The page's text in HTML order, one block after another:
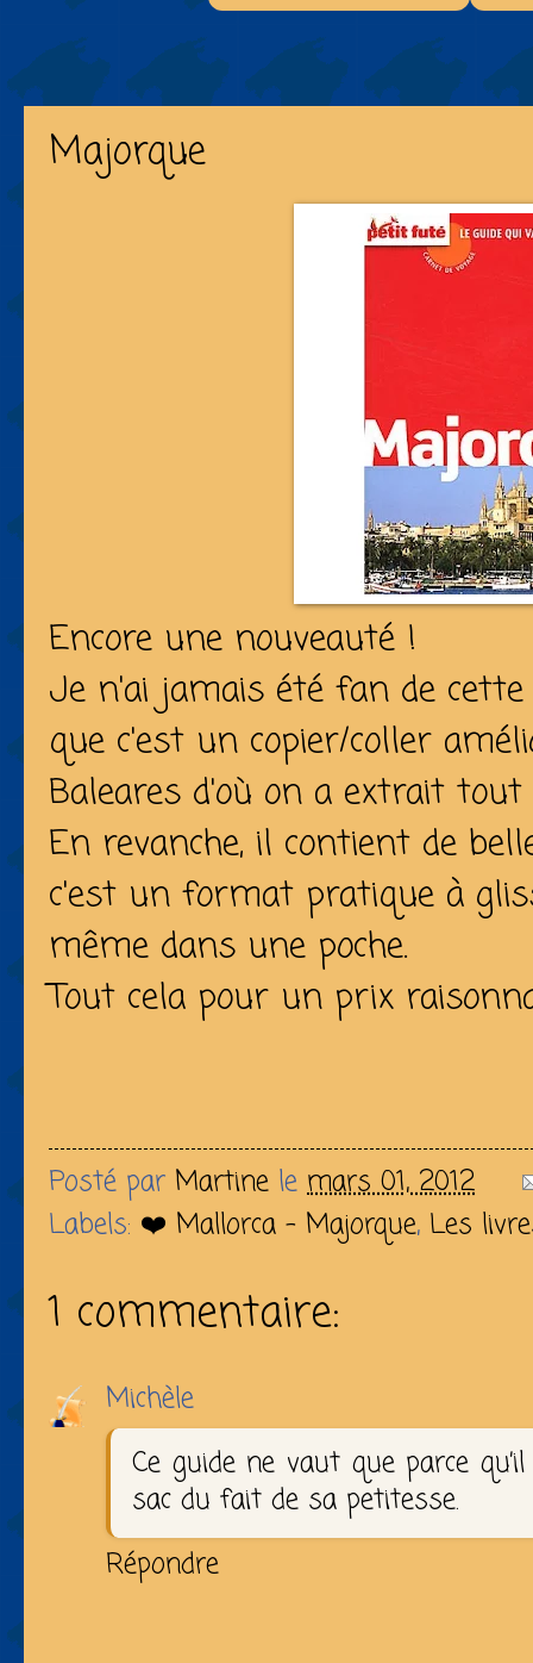
Majorque
Encore une nouveauté !
Je n'ai jamais été fan de cette
que c'est un copier/coller
Baleares d'où on a extrait tout
En revanche, il contient de
c'est un format pratique à
même dans une poche.
Tout cela pour un prix
Posté par Martine le mars 01, 2012
Labels: ❤️ Mallorca - Majorque, Les
1 commentaire:
Michèle
Ce guide ne vaut que parce
sac du fait de sa petitesse.
Répondre